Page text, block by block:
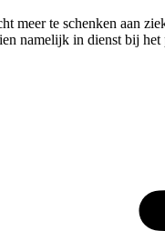
meer te schenken aan
namelijk in dienst bij